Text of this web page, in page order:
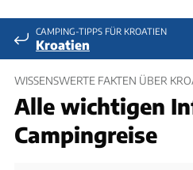
CAMPING-TIPPS FÜR KROATIEN
Kroatien
WISSENSWERTE FAKTEN ÜBER
Alle wichtigen
Campingreise